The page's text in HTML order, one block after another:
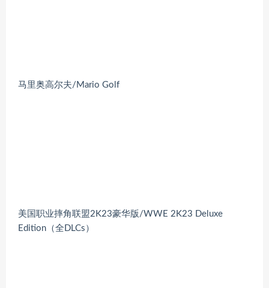
马里奥高尔夫/Mario Golf
美国职业摔角联盟2K23豪华版/WWE 2K23 Deluxe
Edition（全DLCs）